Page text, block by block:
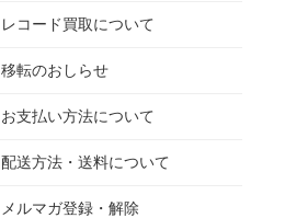
レコード買取について
移転のおしらせ
お支払い方法について
配送方法・送料について
メルマガ登録・解除